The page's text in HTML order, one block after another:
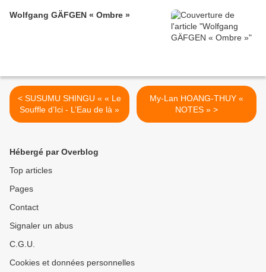
Wolfgang GÄFGEN « Ombre »
< SUSUMU SHINGU « « Le
Souffle d’Ici - L’Eau de là »
My-Lan HOANG-THUY «
NOTES » >
Hébergé par Overblog
Top articles
Pages
Contact
Signaler un abus
C.G.U.
Cookies et données personnelles